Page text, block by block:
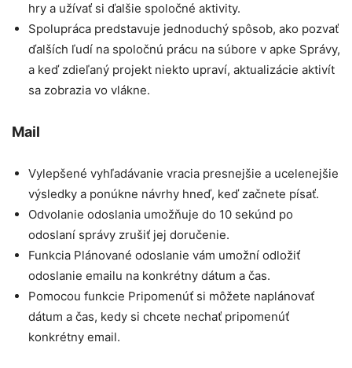
hry a užívať si ďalšie spoločné aktivity.
Spolupráca predstavuje jednoduchý spôsob, ako pozvať
ďalších ľudí na spoločnú prácu na súbore v apke Správy,
a keď zdieľaný projekt niekto upraví, aktualizácie aktivít
sa zobrazia vo vlákne.
Mail
Vylepšené vyhľadávanie vracia presnejšie a ucelenejšie
výsledky a ponúkne návrhy hneď, keď začnete písať.
Odvolanie odoslania umožňuje do 10 sekúnd po
odoslaní správy zrušiť jej doručenie.
Funkcia Plánované odoslanie vám umožní odložiť
odoslanie emailu na konkrétny dátum a čas.
Pomocou funkcie Pripomenúť si môžete naplánovať
dátum a čas, kedy si chcete nechať pripomenúť
konkrétny email.